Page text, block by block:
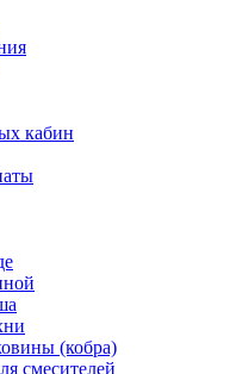
кабин
(кобра)
смесителей